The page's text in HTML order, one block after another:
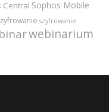
Central Sophos Mobile
szyfrowanie
webinarium